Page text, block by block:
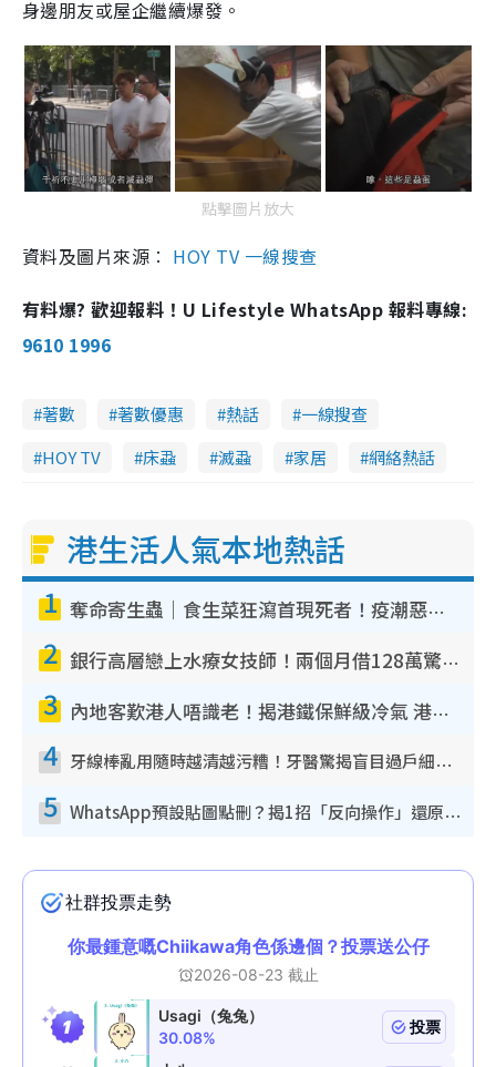
身邊朋友或屋企繼續爆發。
點擊圖片放大
資料及圖片來源︰ HOY TV 一線搜查
有料爆? 歡迎報料！U Lifestyle WhatsApp 報料專線:
9610 1996
著數 著數優惠 熱話
一線搜查
HOY TV
床蝨 滅蝨 家居 網絡熱話
港生活人氣本地熱話
1 奪命寄生蟲｜食生菜狂瀉首現死者！疫潮惡化錄1.8萬宗病例 揭洗菜3大謬誤
2 銀行高層戀上水療女技師！兩個月借128萬驚覺「沉船」沉落火海 揭背後疑似邪教操控賣淫
3 內地客歎港人唔識老！揭港鐵保鮮級冷氣 港人求放過：咪投訴
4 牙線棒亂用隨時越清越污糟！牙醫驚揭盲目過戶細菌恐致蛀牙：呢種先係日常真保養
5 WhatsApp預設貼圖點刪？揭1招「反向操作」還原簡潔介面 附3步實測教學